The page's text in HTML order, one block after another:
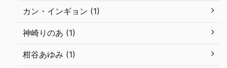
カン・インギョン (1)
神崎りのあ (1)
柑谷あゆみ (1)